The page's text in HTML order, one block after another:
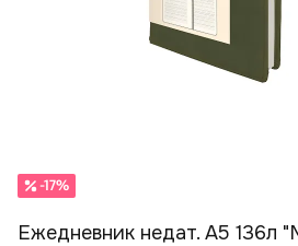
-17%
Ежедневник недат. А5 136л